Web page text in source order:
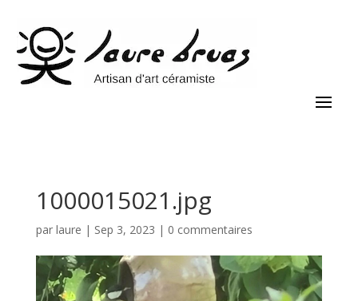
1000015021.jpg
par laure | Sep 3, 2023 | 0 commentaires